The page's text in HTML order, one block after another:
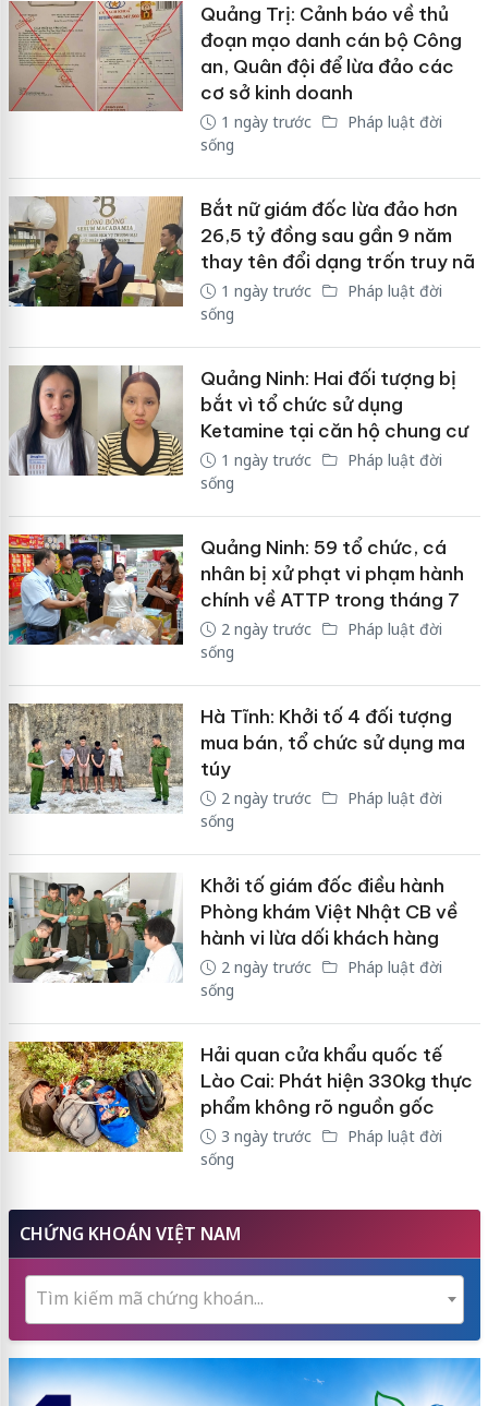
Quảng Trị: Cảnh báo về thủ
đoạn mạo danh cán bộ Công
an, Quân đội để lừa đảo các
cơ sở kinh doanh
1 ngày trước
Pháp luật đời
sống
Bắt nữ giám đốc lừa đảo hơn
26,5 tỷ đồng sau gần 9 năm
thay tên đổi dạng trốn truy nã
1 ngày trước
Pháp luật đời
sống
Quảng Ninh: Hai đối tượng bị
bắt vì tổ chức sử dụng
Ketamine tại căn hộ chung cư
1 ngày trước
Pháp luật đời
sống
Quảng Ninh: 59 tổ chức, cá
nhân bị xử phạt vi phạm hành
chính về ATTP trong tháng 7
2 ngày trước
Pháp luật đời
sống
Hà Tĩnh: Khởi tố 4 đối tượng
mua bán, tổ chức sử dụng ma
túy
2 ngày trước
Pháp luật đời
sống
Khởi tố giám đốc điều hành
Phòng khám Việt Nhật CB về
hành vi lừa dối khách hàng
2 ngày trước
Pháp luật đời
sống
Hải quan cửa khẩu quốc tế
Lào Cai: Phát hiện 330kg thực
phẩm không rõ nguồn gốc
3 ngày trước
Pháp luật đời
sống
CHỨNG KHOÁN VIỆT NAM
Tìm kiếm mã chứng khoán...